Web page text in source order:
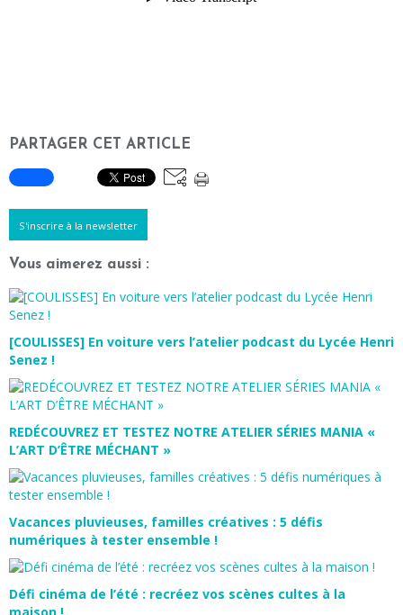
PARTAGER CET ARTICLE
S'inscrire à la newsletter
Vous aimerez aussi :
[COULISSES] En voiture vers l’atelier podcast du Lycée Henri
Senez !
REDÉCOUVREZ ET TESTEZ NOTRE ATELIER SÉRIES MANIA «
L’ART D’ÊTRE MÉCHANT »
Vacances pluvieuses, familles créatives : 5 défis
numériques à tester ensemble !
Défi cinéma de l’été : recréez vos scènes cultes à la